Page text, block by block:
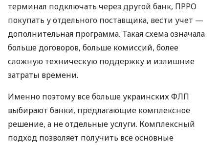
терминал подключать через другой банк, ПРРО
покупать у отдельного поставщика, вести учет —
дополнительная программа. Такая схема означала
больше договоров, больше комиссий, более
сложную техническую поддержку и излишние
затраты времени.
Именно поэтому все больше украинских ФЛП
выбирают банки, предлагающие комплексное
решение, а не отдельные услуги. Комплексный
подход позволяет получить все основные